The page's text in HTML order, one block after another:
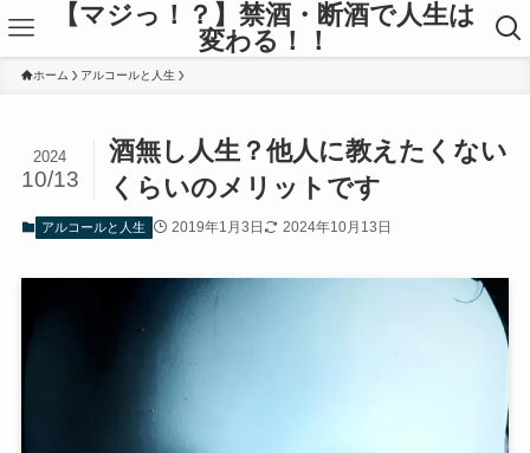
【マジっ！？】禁酒・断酒で人生は
変わる！！
ホーム アルコールと人生
酒無し人生？他人に教えたくない
くらいのメリットです
2024
10/13
アルコールと人生 2019年1月3日 2024年10月13日